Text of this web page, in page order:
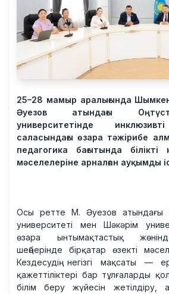
25–28 мамыр аралығында
Әуезов атындағы
университетінде
саласындағы өзара тәжірибе
педагогика бағытында
мәселелеріне арналған ауқымды
Осы ретте М. Әуезов атындағы
университеті мен Шәкәрім
өзара ынтымақтастық
шеңберінде бірқатар өзекті
Кездесудің негізгі мақсаты —
қажеттіліктері бар тұлғаларды
білім беру жүйесін жетілдіру,